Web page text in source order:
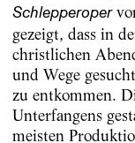
Schlepperoper
gezeigt, dass in
christlichen
und Wege
zu entkommen.
Unterfangens
meisten